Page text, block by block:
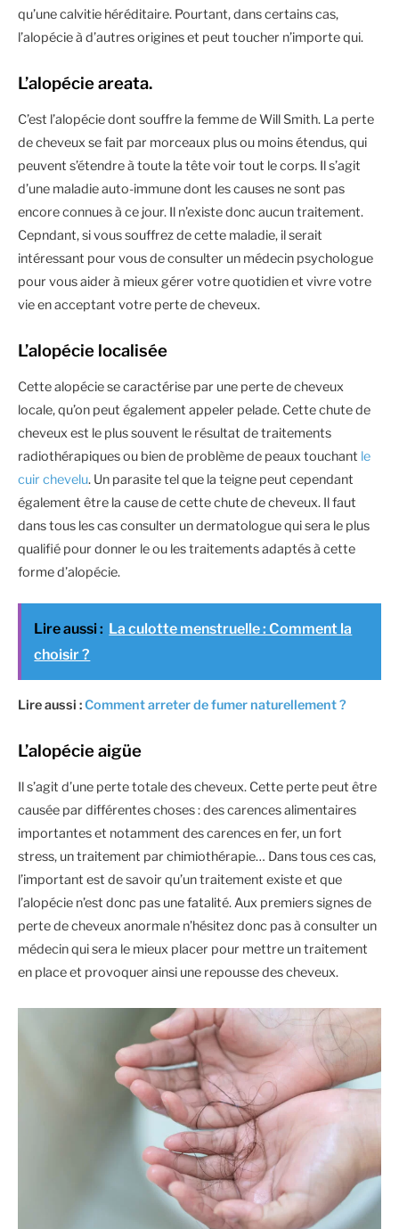
qu’une calvitie héréditaire. Pourtant, dans certains cas,
l’alopécie à d’autres origines et peut toucher n’importe qui.
L’alopécie areata.
C’est l’alopécie dont souffre la femme de Will Smith. La perte
de cheveux se fait par morceaux plus ou moins étendus, qui
peuvent s’étendre à toute la tête voir tout le corps. Il s’agit
d’une maladie auto-immune dont les causes ne sont pas
encore connues à ce jour. Il n’existe donc aucun traitement.
Cepndant, si vous souffrez de cette maladie, il serait
intéressant pour vous de consulter un médecin psychologue
pour vous aider à mieux gérer votre quotidien et vivre votre
vie en acceptant votre perte de cheveux.
L’alopécie localisée
Cette alopécie se caractérise par une perte de cheveux
locale, qu’on peut également appeler pelade. Cette chute de
cheveux est le plus souvent le résultat de traitements
radiothérapiques ou bien de problème de peaux touchant le
cuir chevelu. Un parasite tel que la teigne peut cependant
également être la cause de cette chute de cheveux. Il faut
dans tous les cas consulter un dermatologue qui sera le plus
qualifié pour donner le ou les traitements adaptés à cette
forme d’alopécie.
Lire aussi : La culotte menstruelle : Comment la
choisir ?
Lire aussi :Comment arreter de fumer naturellement ?
L’alopécie aigüe
Il s’agit d’une perte totale des cheveux. Cette perte peut être
causée par différentes choses : des carences alimentaires
importantes et notamment des carences en fer, un fort
stress, un traitement par chimiothérapie… Dans tous ces cas,
l’important est de savoir qu’un traitement existe et que
l’alopécie n’est donc pas une fatalité. Aux premiers signes de
perte de cheveux anormale n’hésitez donc pas à consulter un
médecin qui sera le mieux placer pour mettre un traitement
en place et provoquer ainsi une repousse des cheveux.